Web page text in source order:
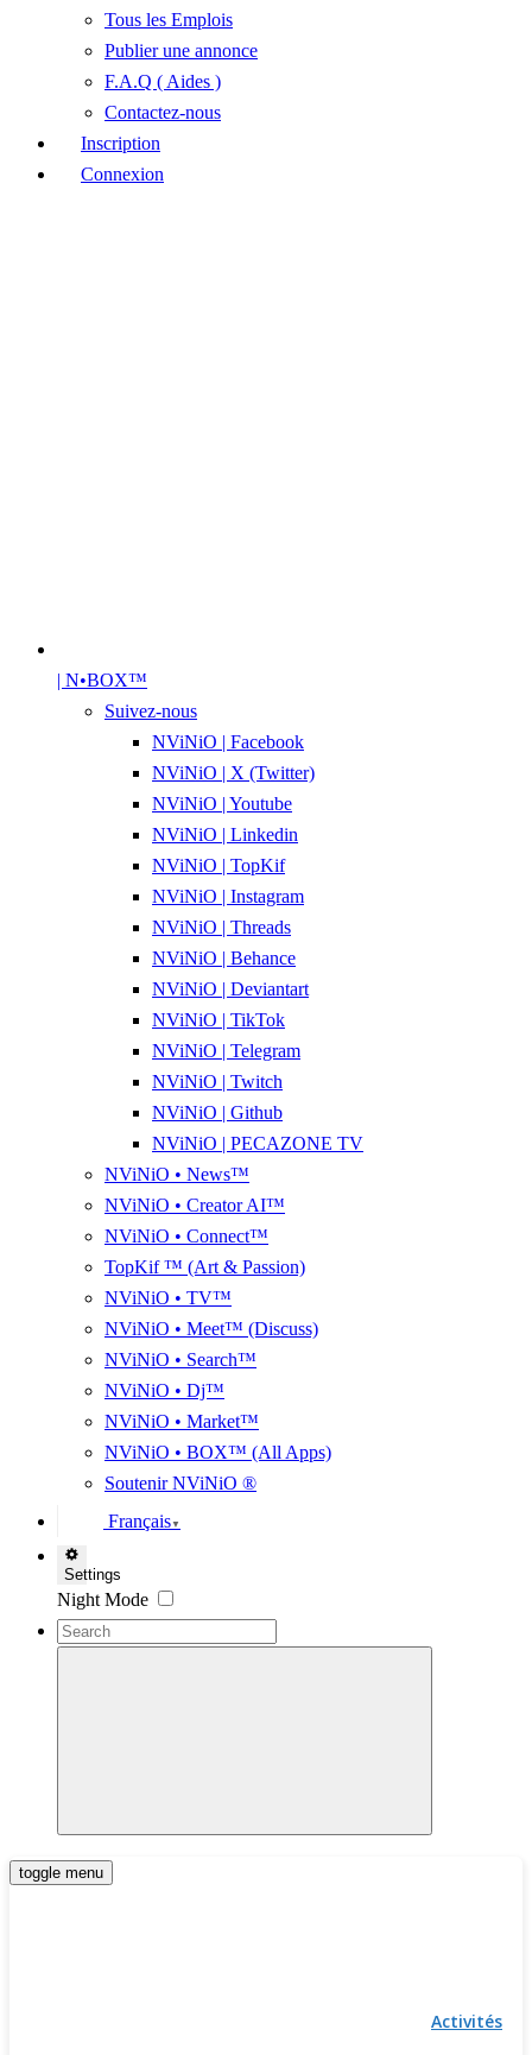
Tous les Emplois
Publier une annonce
F.A.Q ( Aides )
Contactez-nous
Inscription
Connexion
| N•BOX™
Suivez-nous
NViNiO | Facebook
NViNiO | X (Twitter)
NViNiO | Youtube
NViNiO | Linkedin
NViNiO | TopKif
NViNiO | Instagram
NViNiO | Threads
NViNiO | Behance
NViNiO | Deviantart
NViNiO | TikTok
NViNiO | Telegram
NViNiO | Twitch
NViNiO | Github
NViNiO | PECAZONE TV
NViNiO • News™
NViNiO • Creator AI™
NViNiO • Connect™
TopKif ™ (Art & Passion)
NViNiO • TV™
NViNiO • Meet™ (Discuss)
NViNiO • Search™
NViNiO • Dj™
NViNiO • Market™
NViNiO • BOX™ (All Apps)
Soutenir NViNiO ®
Français ▼
Settings
Night Mode
toggle menu
Activités